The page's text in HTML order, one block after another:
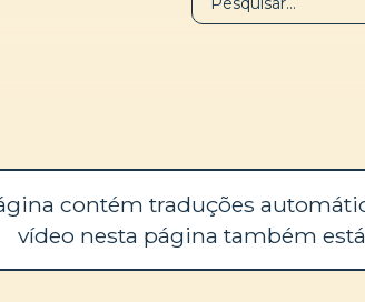
contém traduções
vídeo nesta página também